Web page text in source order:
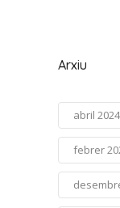
Arxiu
abril 2024
febrer